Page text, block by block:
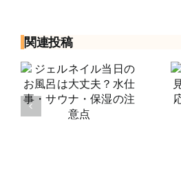
関連投稿
ネイリストの
サロン見学で
聞くこと12選
｜応募前の質